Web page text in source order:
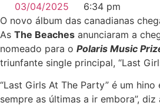
03/04/2025
6:34 pm
O novo álbum das canadianas
As The Beaches anunciaram a
nomeado para o Polaris Music
triunfante single principal, “Last
“Last Girls At The Party” é um
sempre as últimas a ir embora”,